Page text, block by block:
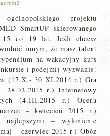
admin2
projektu
SmartUP skierowanego
do 19 lat. Jeśli chcesz
innym, że masz talent
na wakacyjny kurs
i podejmij wyzwanie!
(17.X.- 30 XI.2014 r.) Gra
28.02.2015 r.) Internetowy
(4.III.2015 r.) Ocena
– kwiecień 2015 r.)
– wyłonienie
– czerwiec 2015 r.) Obóz